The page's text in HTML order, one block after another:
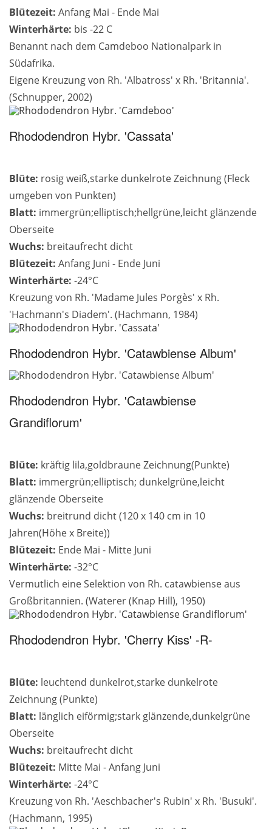
Blütezeit: Anfang Mai - Ende Mai
Winterhärte: bis -22 C
Benannt nach dem Camdeboo Nationalpark in
Südafrika.
Eigene Kreuzung von Rh. 'Albatross' x Rh. 'Britannia'.
(Schnupper, 2002)
Rhododendron Hybr. 'Cassata'
Blüte: rosig weiß,starke dunkelrote Zeichnung (Fleck
umgeben von Punkten)
Blatt: immergrün;elliptisch;hellgrüne,leicht glänzende
Oberseite
Wuchs: breitaufrecht dicht
Blütezeit: Anfang Juni - Ende Juni
Winterhärte: -24°C
Kreuzung von Rh. 'Madame Jules Porgès' x Rh.
'Hachmann's Diadem'. (Hachmann, 1984)
Rhododendron Hybr. 'Catawbiense Album'
Rhododendron Hybr. 'Catawbiense
Grandiflorum'
Blüte: kräftig lila,goldbraune Zeichnung(Punkte)
Blatt: immergrün;elliptisch; dunkelgrüne,leicht
glänzende Oberseite
Wuchs: breitrund dicht (120 x 140 cm in 10
Jahren(Höhe x Breite))
Blütezeit: Ende Mai - Mitte Juni
Winterhärte: -32°C
Vermutlich eine Selektion von Rh. catawbiense aus
Großbritannien. (Waterer (Knap Hill), 1950)
Rhododendron Hybr. 'Cherry Kiss' -R-
Blüte: leuchtend dunkelrot,starke dunkelrote
Zeichnung (Punkte)
Blatt: länglich eiförmig;stark glänzende,dunkelgrüne
Oberseite
Wuchs: breitaufrecht dicht
Blütezeit: Mitte Mai - Anfang Juni
Winterhärte: -24°C
Kreuzung von Rh. 'Aeschbacher's Rubin' x Rh. 'Busuki'.
(Hachmann, 1995)